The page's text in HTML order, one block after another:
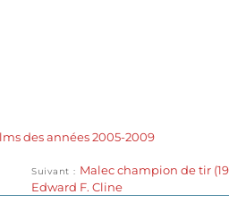
des années 2005-2009
Suivant
Publication
suivante :
Malec champion de tir
Edward F. Cline